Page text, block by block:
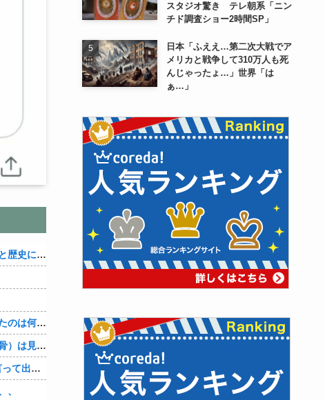
織田信雄って、「織田信雄はバカ」と歴史に書かれているが今まで家が残っているんでバカではないよな？
３～１５世紀に文明が発展しなかったのは何故か？
なぜ本能寺の変で織田信長の遺体（骨）は見つからなかったのか
【4/4】「今日は早く帰ります」と言って出て行く妻が、何ヶ月ぶりだろう、見送る私に振り返って手を振っている。罪のなせる気持ちの表れなのか。今日の午後調査員から連絡が入る…
、
スタジオ驚き テレ朝系「ニン
チド調査ショー2時間SP」
日本「ふええ…第二次大戦でア
メリカと戦争して310万人も死
んじゃったょ…」世界「は
ぁ…」